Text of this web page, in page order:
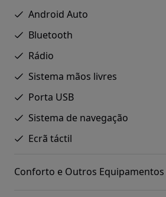
Android Auto
Bluetooth
Rádio
Sistema mãos livres
Porta USB
Sistema de navegação
Ecrã táctil
Conforto e Outros Equipamentos